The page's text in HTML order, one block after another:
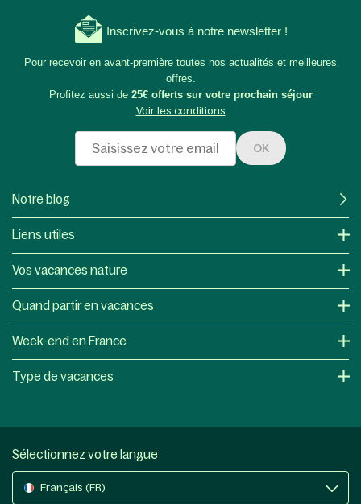
Inscrivez-vous à notre newsletter !
Pour recevoir en avant-première toutes nos actualités et meilleures
offres.
Profitez aussi de 25€ offerts sur votre prochain séjour
Voir les conditions
OK
Notre blog
Liens utiles
Vos vacances nature
Quand partir en vacances
Week-end en France
Type de vacances
Sélectionnez votre langue
Français (FR)